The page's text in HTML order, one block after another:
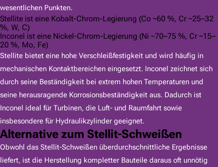
wesentlichen Punkten.
Stellite ist eine Kobalt-Chrom-Legierung (Co ~60 %, Cr ~25–32
%, W, C)
Inconel ist eine Nickel-Chrom-Legierung (Ni ~70–75 %, Cr ~15–
20 %, Mo, Fe)
Stellite bietet eine hohe Verschleißfestigkeit und wird häufig in
mechanischen Kontaktbereichen eingesetzt. Inconel zeichnet sich
durch seine Beständigkeit bei extrem hohen Temperaturen und
seine herausragende Korrosionsbeständigkeit aus. Dadurch ist
Inconel ideal für Turbinen, die Luft- und Raumfahrt sowie
insbesondere für Hydraulikzylinder geeignet.
Alternative zum Stellit-Schweißen
Obwohl das Stellit-Schweißen überdurchschnittliche Ergebnisse
liefert, ist die Herstellung kompletter Bauteile daraus oft unnötig